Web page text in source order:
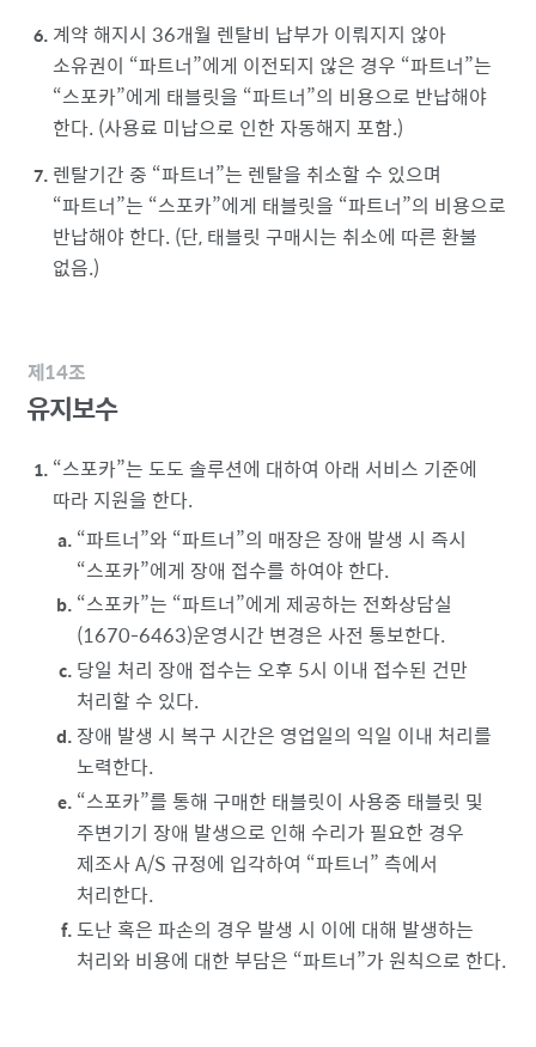
계약 해지시 36개월 렌탈비 납부가 이뤄지지 않아
소유권이 파트너 에게 이전되지 않은 경우 파트너 는
스포카 에게 태블릿을 파트너 의 비용으로 반납해야
한다. (사용료 미납으로 인한 자동해지 포함.)
렌탈기간 중 파트너 는 렌탈을 취소할 수 있으며
파트너 는 스포카 에게 태블릿을 파트너 의 비용으로
반납해야 한다. (단, 태블릿 구매시는 취소에 따른 환불
없음.)
제14조
유지보수
스포카 는 도도 솔루션에 대하여 아래 서비스 기준에
따라 지원을 한다.
파트너 와 파트너 의 매장은 장애 발생 시 즉시
스포카 에게 장애 접수를 하여야 한다.
스포카 는 파트너 에게 제공하는 전화상담실
(1670-6463)운영시간 변경은 사전 통보한다.
당일 처리 장애 접수는 오후 5시 이내 접수된 건만
처리할 수 있다.
장애 발생 시 복구 시간은 영업일의 익일 이내 처리를
노력한다.
스포카 를 통해 구매한 태블릿이 사용중 태블릿 및
주변기기 장애 발생으로 인해 수리가 필요한 경우
제조사 A/S 규정에 입각하여 파트너 측에서
처리한다.
도난 혹은 파손의 경우 발생 시 이에 대해 발생하는
처리와 비용에 대한 부담은 파트너 가 원칙으로 한다.